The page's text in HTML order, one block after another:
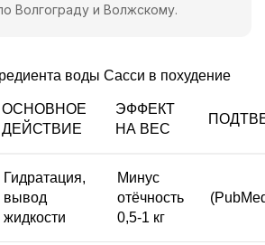
Волгограду и Волжскому.
воды Сасси в похудение
ОСНОВНОЕ
ДЕЙСТВИЕ
ЭФФЕКТ
НА ВЕС
Гидратация,
вывод
жидкости
Минус
отёчность
0,5-1 кг